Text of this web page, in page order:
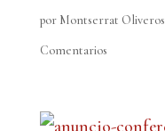
por Montserrat Oliveros
Comentarios